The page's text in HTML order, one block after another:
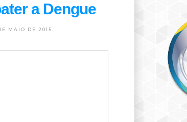
a Dengue
MAIO DE 2015.